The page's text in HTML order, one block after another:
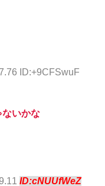
ID:+9CFSwuF
ないかな
ID:cNUUfWeZ